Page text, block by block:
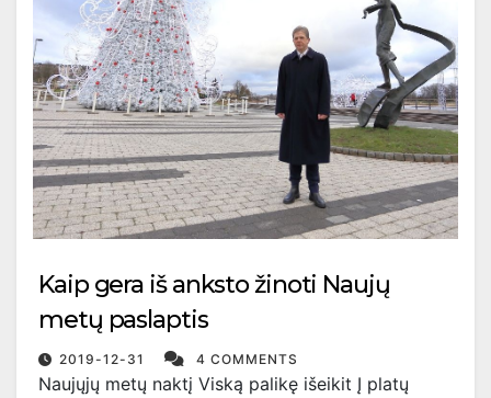
Kaip gera iš anksto žinoti Naujų
metų paslaptis
2019-12-31 4 COMMENTS
Naujųjų metų naktį Viską palikę išeikit Į platų